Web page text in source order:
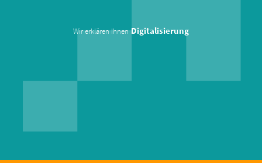
Wir erklären Ihnen Digitalisierung